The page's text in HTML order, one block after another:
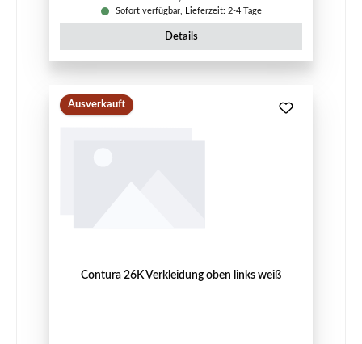
Sofort verfügbar, Lieferzeit: 2-4 Tage
Details
Ausverkauft
Contura 26K Verkleidung oben links weiß